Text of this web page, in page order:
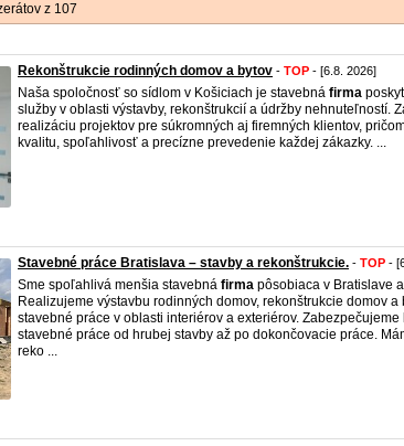
z 107
Rekonštrukcie rodinných domov a bytov - TOP - [6.8. 2026]
Naša spoločnosť so sídlom v Košiciach je stavebná firma
služby v oblasti výstavby, rekonštrukcií a údržby nehnuteľností.
realizáciu projektov pre súkromných aj firemných klientov,
kvalitu, spoľahlivosť a precízne prevedenie každej zákazky. ...
Stavebné práce Bratislava – stavby a rekonštrukcie. - TOP -
Sme spoľahlivá menšia stavebná firma pôsobiaca v Bratislave
Realizujeme výstavbu rodinných domov, rekonštrukcie domov a
stavebné práce v oblasti interiérov a exteriérov. Zabezpečujeme
stavebné práce od hrubej stavby až po dokončovacie práce.
reko ...